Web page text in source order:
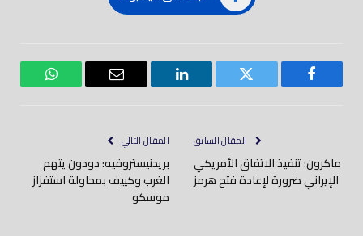
فيسبوك تويتر لينكدود
بريد
واتساب
المقال السابق
ماكرون: تنفيذ الاتفاق الأمريكي
الإيراني ضرورة لإعادة فتح هرمز
المقال التالي
بريدنيستروفيه: دودون يتهم
الغرب وكييف بمحاولة استفزاز
موسكو